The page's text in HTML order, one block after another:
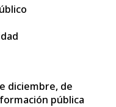
diciembre, de
pública